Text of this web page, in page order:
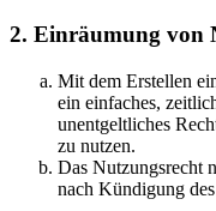
2. Einräumung von
Mit dem Erstellen
ein einfaches,
unentgeltliches
zu nutzen.
Das Nutzungsrecht
nach Kündigung